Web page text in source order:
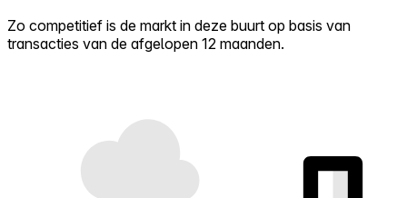
Zo competitief is de markt in deze buurt op basis van
transacties van de afgelopen 12 maanden.